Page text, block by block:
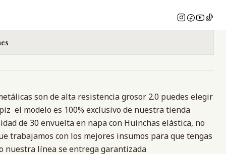
son de alta resistencia grosor 2.0 puedes elegir
el modelo es 100% exclusivo de nuestra tienda
de 30 envuelta en napa con Huinchas elástica, no
trabajamos con los mejores insumos para que tengas
nuestra línea se entrega garantizada